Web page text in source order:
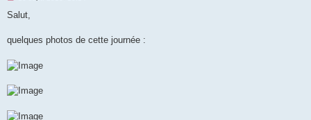
s
g
o
n
u
Salut,
quelques photos de cette journée :